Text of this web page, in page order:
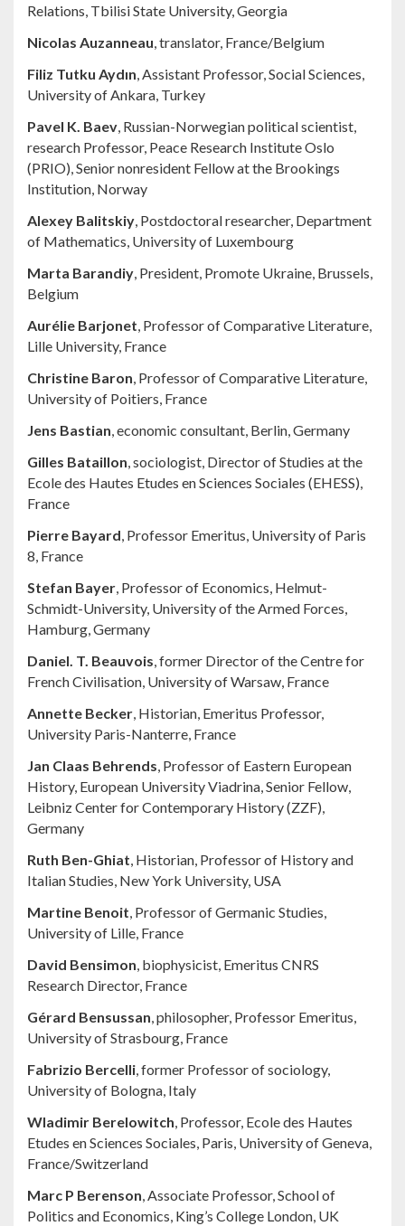
Relations, Tbilisi State University, Georgia
Nicolas Auzanneau, translator, France/Belgium
Filiz Tutku Aydın, Assistant Professor, Social Sciences,
University of Ankara, Turkey
Pavel K. Baev, Russian-Norwegian political scientist,
research Professor, Peace Research Institute Oslo
(PRIO), Senior nonresident Fellow at the Brookings
Institution, Norway
Alexey Balitskiy, Postdoctoral researcher, Department
of Mathematics, University of Luxembourg
Marta Barandiy, President, Promote Ukraine, Brussels,
Belgium
Aurélie Barjonet, Professor of Comparative Literature,
Lille University, France
Christine Baron, Professor of Comparative Literature,
University of Poitiers, France
Jens Bastian, economic consultant, Berlin, Germany
Gilles Bataillon, sociologist, Director of Studies at the
Ecole des Hautes Etudes en Sciences Sociales (EHESS),
France
Pierre Bayard, Professor Emeritus, University of Paris
8, France
Stefan Bayer, Professor of Economics, Helmut-
Schmidt-University, University of the Armed Forces,
Hamburg, Germany
Daniel. T. Beauvois, former Director of the Centre for
French Civilisation, University of Warsaw, France
Annette Becker, Historian, Emeritus Professor,
University Paris-Nanterre, France
Jan Claas Behrends, Professor of Eastern European
History, European University Viadrina, Senior Fellow,
Leibniz Center for Contemporary History (ZZF),
Germany
Ruth Ben-Ghiat, Historian, Professor of History and
Italian Studies, New York University, USA
Martine Benoit, Professor of Germanic Studies,
University of Lille, France
David Bensimon, biophysicist, Emeritus CNRS
Research Director, France
Gérard Bensussan, philosopher, Professor Emeritus,
University of Strasbourg, France
Fabrizio Bercelli, former Professor of sociology,
University of Bologna, Italy
Wladimir Berelowitch, Professor, Ecole des Hautes
Etudes en Sciences Sociales, Paris, University of Geneva,
France/Switzerland
Marc P Berenson, Associate Professor, School of
Politics and Economics, King’s College London, UK